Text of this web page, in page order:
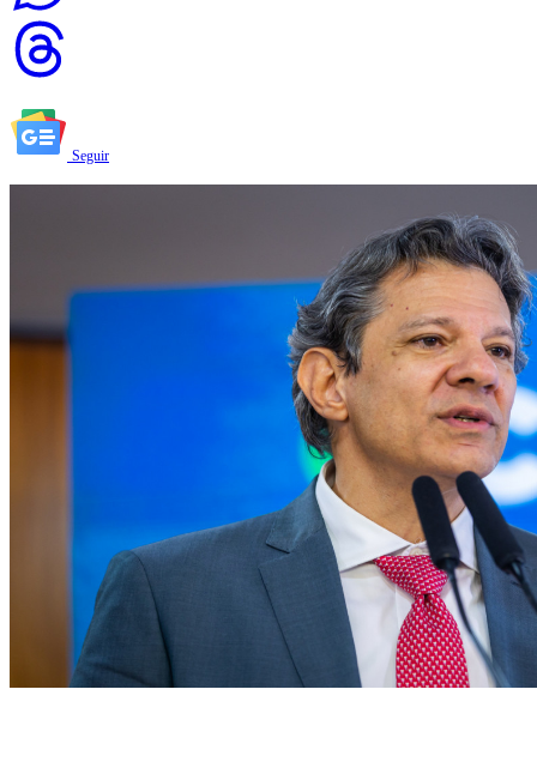
Seguir